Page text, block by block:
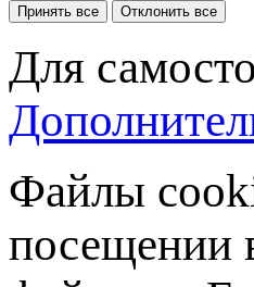
Принять все Отклонить все
Для
Файлы
посещении